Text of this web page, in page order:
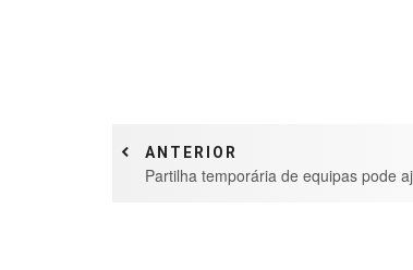
ANTERIOR
Partilha temporária de equipas pode